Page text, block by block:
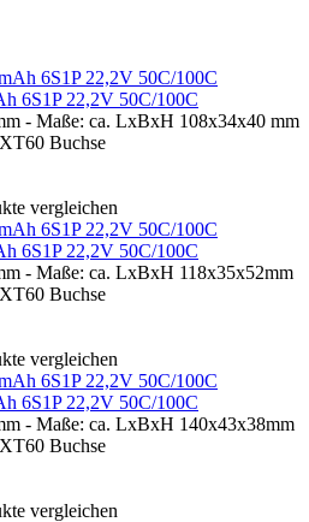
6S1P 22,2V 50C/100C
- Maße: ca. LxBxH 108x34x40 mm
Buchse
vergleichen
6S1P 22,2V 50C/100C
- Maße: ca. LxBxH 118x35x52mm
Buchse
vergleichen
6S1P 22,2V 50C/100C
- Maße: ca. LxBxH 140x43x38mm
Buchse
vergleichen